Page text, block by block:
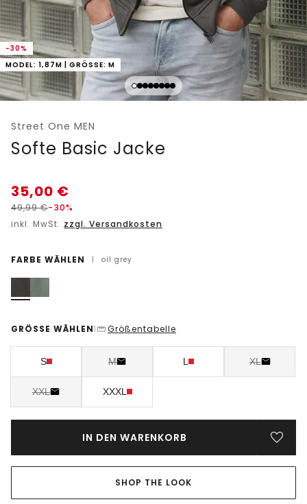
-30%
MODEL: 1,87M | GRÖSSE: M
Street One MEN
Softe Basic Jacke
35,00 €
49,99€-30%
inkl. MwSt. zzgl. Versandkosten
FARBE WÄHLEN | oil grey
GRÖSSE WÄHLEN | Größentabelle
S M L XL
XXL XXXL
IN DEN WARENKORB
SHOP THE LOOK